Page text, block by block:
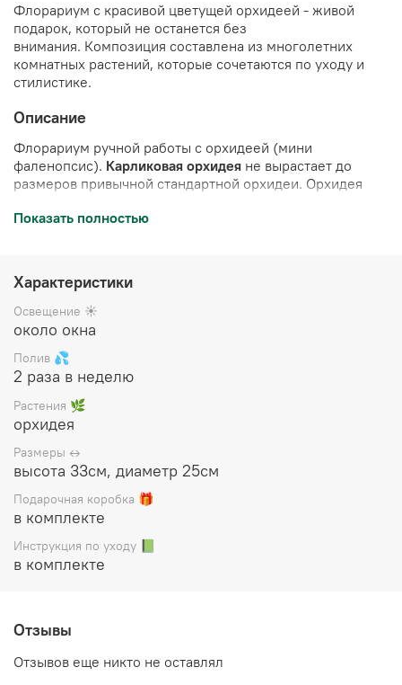
Флорариум с красивой цветущей орхидеей - живой
подарок, который не останется без
внимания. Композиция составлена из многолетних
комнатных растений, которые сочетаются по уходу и
стилистике.
Описание
Флорариум ручной работы с орхидеей (мини
фаленопсис). Карликовая орхидея не вырастает до
размеров привычной стандартной орхидеи. Орхидея
уходе.Полив 2 раза в неделю
Цена указана за готовый флорариум
растениями и декором), упакован в белую подарочную
коробку, прилагается инструкция по уходу
Показать полностью
Характеристики
Освещение ☀️
около окна
Полив 💦
2 раза в неделю
Растения 🌿
орхидея
Размеры ↔️
высота 33см, диаметр 25см
Подарочная коробка 🎁
в комплекте
Инструкция по уходу 📗
в комплекте
Отзывы
Отзывов еще никто не оставлял